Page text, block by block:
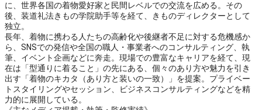
に、世界各国の着物愛好家と民間レベルでの交流を広める。その
後、装道礼法きもの学院助手等を経て、きものディレクターとして
独立。
長年、着物に携わる人たちの高齢化や後継者不足に対する危機感か
ら、SNSでの発信や全国の職人・事業者へのコンサルティング、執
筆、イベント企画などに奔走。現場での豊富なキャリアを経て、現
在は「型通りに着ること」の先にある、個々のあり方や魅力を引き
出す「着物のキカタ（あり方と装いの一致）」を提案。プライベー
トスタイリングやセッション、ビジネスコンサルティングなどを精
力的に展開している。